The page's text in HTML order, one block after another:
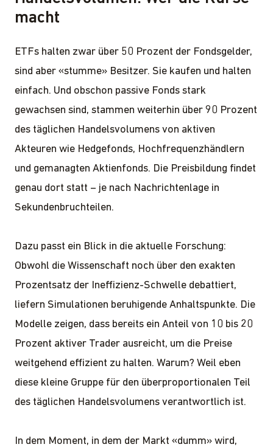
macht
ETFs halten zwar über 50 Prozent der Fondsgelder,
sind aber «stumme» Besitzer. Sie kaufen und halten
einfach. Und obschon passive Fonds stark
gewachsen sind, stammen weiterhin über 90 Prozent
des täglichen Handelsvolumens von aktiven
Akteuren wie Hedgefonds, Hochfrequenzhändlern
und gemanagten Aktienfonds. Die Preisbildung findet
genau dort statt – je nach Nachrichtenlage in
Sekundenbruchteilen.
Dazu passt ein Blick in die aktuelle Forschung:
Obwohl die Wissenschaft noch über den exakten
Prozentsatz der Ineffizienz-Schwelle debattiert,
liefern Simulationen beruhigende Anhaltspunkte. Die
Modelle zeigen, dass bereits ein Anteil von 10 bis 20
Prozent aktiver Trader ausreicht, um die Preise
weitgehend effizient zu halten. Warum? Weil eben
diese kleine Gruppe für den überproportionalen Teil
des täglichen Handelsvolumens verantwortlich ist.
In dem Moment, in dem der Markt «dumm» wird,